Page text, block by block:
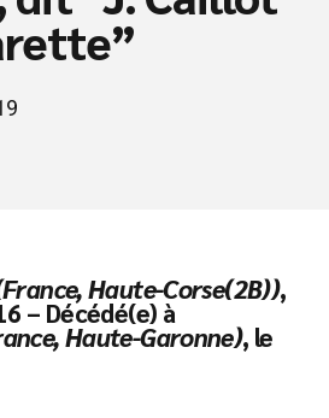
Haute-Corse(2B)),
– Décédé(e) à
Haute-Garonne), le